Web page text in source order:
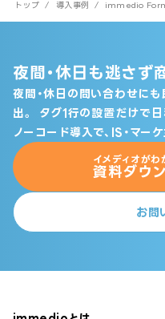
トップ / 導入事例 / immedio
夜間・休日も逃さず
夜間・休日の問い合わせに
出。
タグ1行の設置だけで
ノーコード導入で、IS・マー
イメディオが
資料ダウ
お問